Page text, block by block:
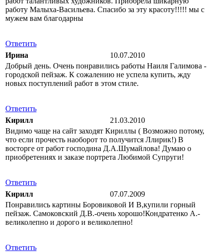
работу Малыха-Васильева. Спасибо за эту красоту!!!!! мы с
мужем вам благодарны
Ответить
Ирина
10.07.2010
Добрый день. Очень понравились работы Наиля Галимова -
городской пейзаж. К сожалению не успела купить, жду
новых поступлений работ в этом стиле.
Ответить
Кирилл
21.03.2010
Видимо чаще на сайт заходят Кириллы ( Возможно потому,
что если прочесть наоборот то получится Ллирик!) В
восторге от работ господина Д.А.Шумайлова! Думаю о
приобретениях и заказе портрета Любимой Супруги!
Ответить
Кирилл
07.07.2009
Понравились картины Боровиковой И В,купили горный
пейзаж. Самоковский Д.В.-очень хорошо!Кондратенко А.-
великолепно и дорого и великолепно!
Ответить